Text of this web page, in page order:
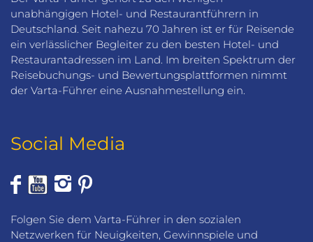
unabhängigen Hotel- und Restaurantführern in
Deutschland. Seit nahezu 70 Jahren ist er für Reisende
ein verlässlicher Begleiter zu den besten Hotel- und
Restaurantadressen im Land. Im breiten Spektrum der
Reisebuchungs- und Bewertungsplattformen nimmt
der Varta-Führer eine Ausnahmestellung ein.
Social Media
Folgen Sie dem Varta-Führer in den sozialen
Netzwerken für Neuigkeiten, Gewinnspiele und